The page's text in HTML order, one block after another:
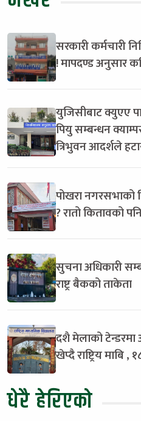
सरकारी कर्मचारी
! मापदण्ड अनुसार
युजिसीबाट क्युएए
पियु सम्बन्धन
त्रिभुवन आदर्शले
पोखरा नगरसभाको
? रातो कितावको
सुचना अधिकारी
राष्ट्र बैकको ताकेता
दशै मेलाको टेन्डरमा
खेप्दै राष्ट्रिय
धेरै हेरिएको